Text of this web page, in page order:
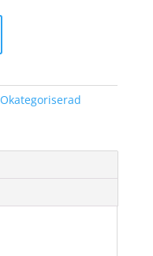
Okategoriserad